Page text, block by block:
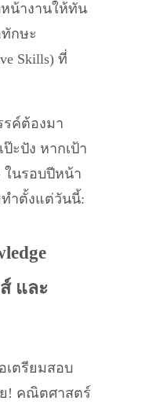
น้างานให้ทัน
กษะ
Skills) ที่
ค์ต้องมา
ะปัง หากเป้า
ในรอบปีหน้า
ทำตั้งแต่วันนี้:
และ
เตรียมสอบ
ย! คณิตศาสตร์